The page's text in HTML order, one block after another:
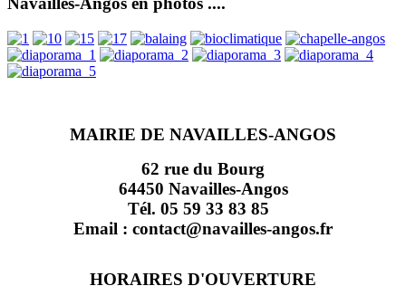
MAIRIE DE NAVAILLES-ANGOS
62 rue du Bourg
64450 Navailles-Angos
Tél. 05 59 33 83 85
Email : contact@navailles-angos.fr
HORAIRES D'OUVERTURE